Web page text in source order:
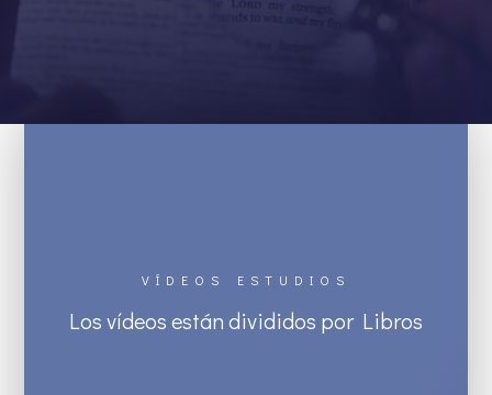
VÍDEOS ESTUDIOS
Los vídeos están divididos por Libros